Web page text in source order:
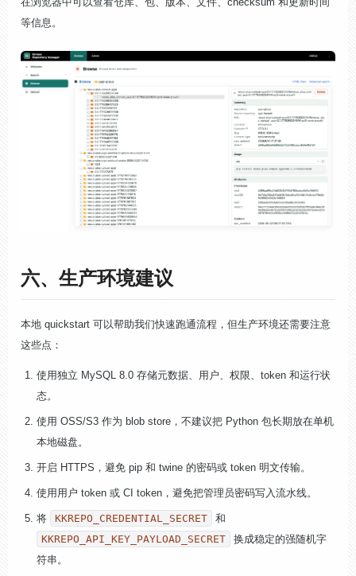
等信息。
六、生产环境建议
本地 quickstart 可以帮助我们快速跑通流程，但生产环境还需要注意
这些点：
使用独立 MySQL 8.0 存储元数据、用户、权限、token 和运行状
态。
使用 OSS/S3 作为 blob store，不建议把 Python 包长期放在单机
本地磁盘。
开启 HTTPS，避免 pip 和 twine 的密码或 token 明文传输。
使用用户 token 或 CI token，避免把管理员密码写入流水线。
将 KKREPO_CREDENTIAL_SECRET
和
KKREPO_API_KEY_PAYLOAD_SECRET
换成稳定的强随机字
符串。